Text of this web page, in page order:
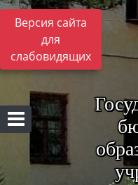
Версия сайта
для
слабовидящих